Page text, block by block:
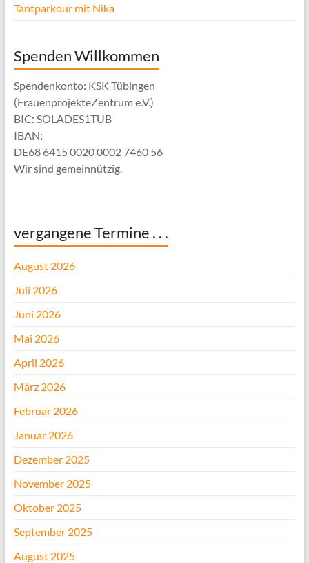
Tantparkour mit Nika
Spenden Willkommen
Spendenkonto: KSK Tübingen
(FrauenprojekteZentrum e.V.)
BIC: SOLADES1TUB
IBAN:
DE68 6415 0020 0002 7460 56
Wir sind gemeinnützig.
vergangene Termine . . .
August 2026
Juli 2026
Juni 2026
Mai 2026
April 2026
März 2026
Februar 2026
Januar 2026
Dezember 2025
November 2025
Oktober 2025
September 2025
August 2025